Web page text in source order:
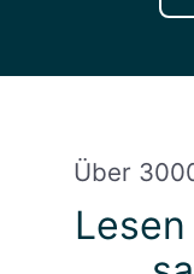
Über